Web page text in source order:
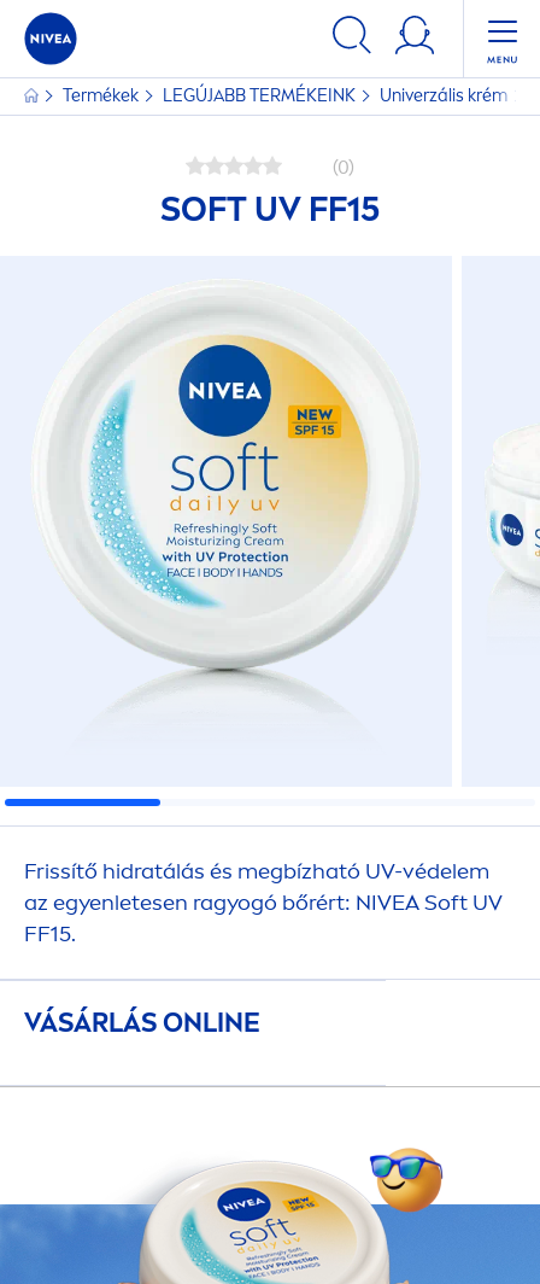
Termékek LEGÚJABB TERMÉKEINK Univerzális krém
(0)
SOFT UV FF15
Frissítő hidratálás és megbízható UV-védelem
az egyenletesen ragyogó bőrért: NIVEASoft UV
FF15.
VÁSÁRLÁS ONLINE